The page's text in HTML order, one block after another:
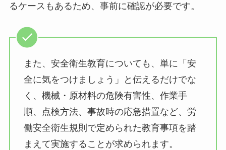
るケースもあるため、事前に確認が必要です。
また、安全衛生教育についても、単に「安
全に気をつけましょう」と伝えるだけでな
く、機械・原材料の危険有害性、作業手
順、点検方法、事故時の応急措置など、労
働安全衛生規則で定められた教育事項を踏
まえて実施することが求められます。